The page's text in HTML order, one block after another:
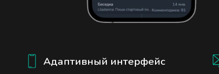
Адаптивный интерфейс